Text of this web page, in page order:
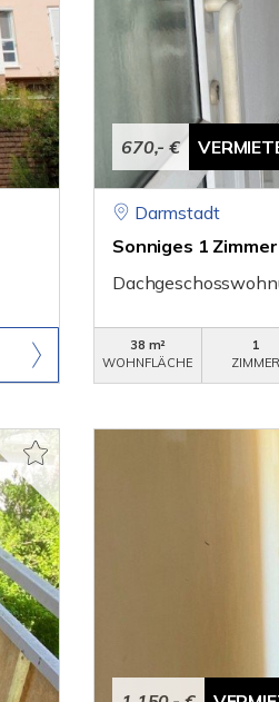
670,- €
Darmstadt
Sonniges 1
38 m²
WOHNFLÄCHE
1
ZIMMER